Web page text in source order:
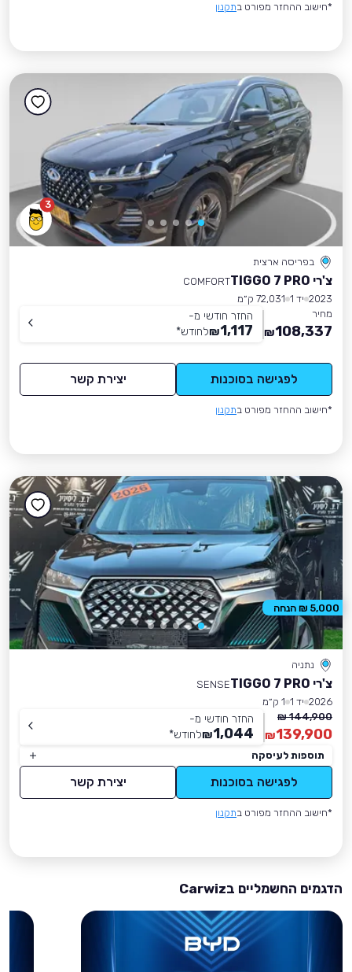
*חישוב ההחזר מפורט בתקנון
3
בפריסה ארצית
צ'רי TIGGO 7 PRO
COMFORT
2023 יד 1
72,031 ק״מ
מחיר
108,337
₪
החזר חודשי מ-
1,117
₪לחודש*
לפגישה בסוכנות יצירת קשר
*חישוב ההחזר מפורט בתקנון
נתניה
צ'רי TIGGO 7 PRO
SENSE
2026 יד 1
1 ק״מ
144,900 ₪
139,900
₪
החזר חודשי מ-
1,044
₪לחודש*
תוספות לעיסקה
לפגישה בסוכנות יצירת קשר
*חישוב ההחזר מפורט בתקנון
5,000 ₪ הנחה
הדגמים החשמליים בCarwiz